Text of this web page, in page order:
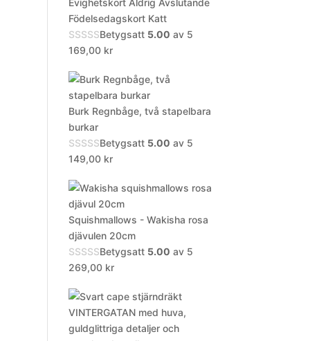
Evighetskort Aldrig Avslutande
Födelsedagskort Katt
Betygsatt 5.00 av 5
169,00 kr
Burk Regnbåge, två stapelbara
burkar
Betygsatt 5.00 av 5
149,00 kr
Squishmallows - Wakisha rosa
djävulen 20cm
Betygsatt 5.00 av 5
269,00 kr